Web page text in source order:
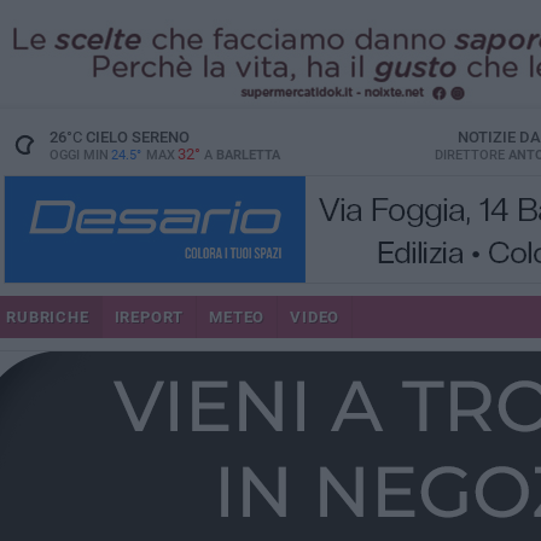
26°CCIELO SERENO
OGGI MIN 24.5° MAX 32° A BARLETTA
NOTIZIE
DIRETTORE
RUBRICHE IREPORT METEO VIDEO